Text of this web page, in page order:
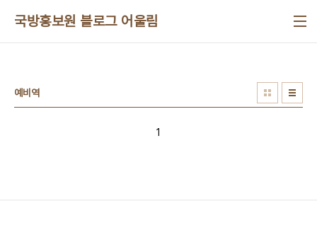
국방홍보원 블로그 어울림
예비역
1